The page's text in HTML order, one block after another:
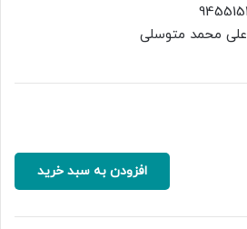
علی محمد متوسلی
افزودن به سبد خرید